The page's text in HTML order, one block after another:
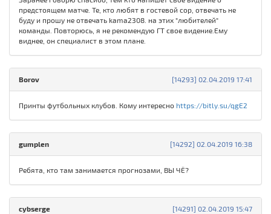
предстоящем матче. Те, кто любят в гостевой сор, отвечать не
буду и прошу не отвечать kama2308. на этих "любителей"
команды. Повторюсь, я не рекомендую ГТ свое видение.Ему
виднее, он специалист в этом плане.
[14293] 02.04.2019 17:41
Borov
Принты футбольных клубов. Кому интересно https://bitly.su/qgE2
[14292] 02.04.2019 16:38
gumplen
Ребята, кто там занимается прогнозами, ВЫ ЧЁ?
[14291] 02.04.2019 15:47
cybserge